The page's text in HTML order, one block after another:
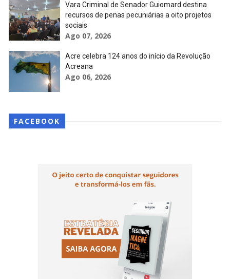
Vara Criminal de Senador Guiomard destina
recursos de penas pecuniárias a oito projetos
sociais
Ago 07, 2026
Acre celebra 124 anos do início da Revolução
Acreana
Ago 06, 2026
FACEBOOK